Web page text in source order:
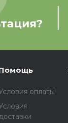
оплаты